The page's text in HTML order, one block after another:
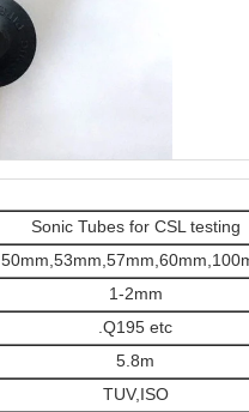
Sonic Tubes for CSL testing
1-2mm
Q195 etc.
5.8m
TUV,ISO